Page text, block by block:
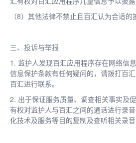
（8）其他法律不禁止且百汇认为合适的
三、投诉与举报
1. 监护人发现百汇应用程序存在网络信
信息保护条款有任何疑问的，请拨打百
百汇进行联系。
2. 出于保证服务质量、调查相关事实及
有权对监护人与百汇之间的通话进行录
化技术及服务等目的复制及查听相关录音